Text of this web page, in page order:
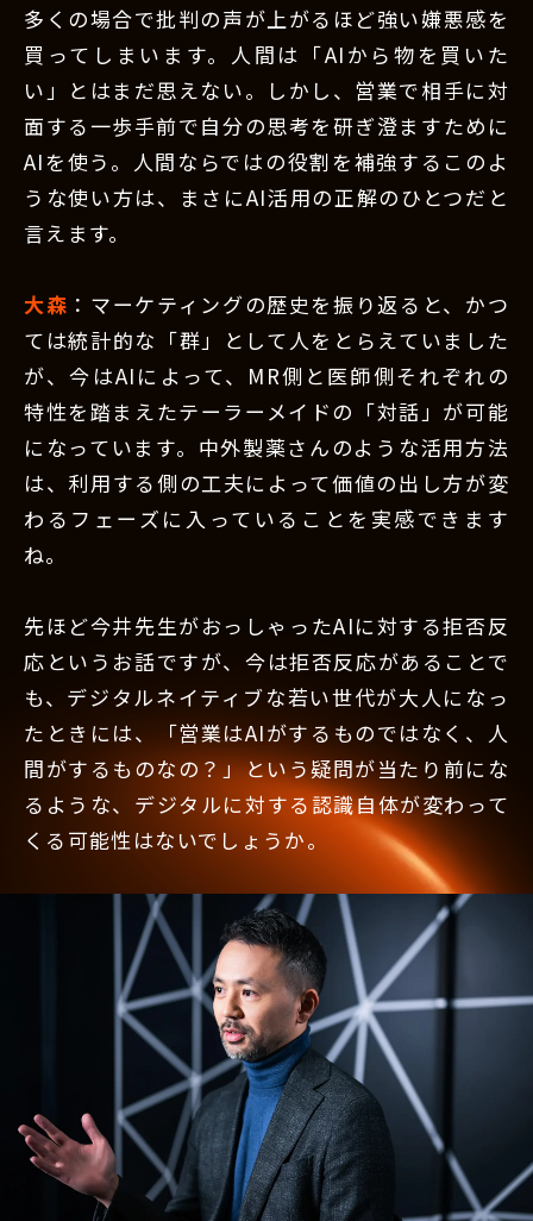
多くの場合で批判の声が上がるほど強い嫌悪感を
買ってしまいます。人間は「AIから物を買いた
い」とはまだ思えない。しかし、営業で相手に対
面する一歩手前で自分の思考を研ぎ澄ますために
AIを使う。人間ならではの役割を補強するこのよ
うな使い方は、まさにAI活用の正解のひとつだと
言えます。
大森 ：マーケティングの歴史を振り返ると、かつ
ては統計的な「群」として人をとらえていました
が、今はAIによって、MR側と医師側それぞれの
特性を踏まえたテーラーメイドの「対話」が可能
になっています。中外製薬さんのような活用方法
は、利用する側の工夫によって価値の出し方が変
わるフェーズに入っていることを実感できます
ね。
先ほど今井先生がおっしゃったAIに対する拒否反
応というお話ですが、今は拒否反応があることで
も、デジタルネイティブな若い世代が大人になっ
たときには、「営業はAIがするものではなく、人
間がするものなの？」という疑問が当たり前にな
るような、デジタルに対する認識自体が変わって
くる可能性はないでしょうか。